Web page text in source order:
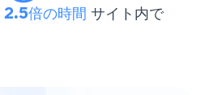
2.5倍の時間 サイト内で